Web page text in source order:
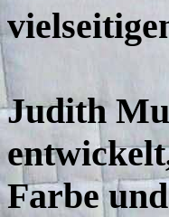
Judith
Farbe